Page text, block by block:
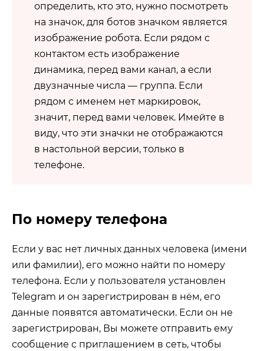
определить, кто это, нужно посмотреть
на значок, для ботов значком является
изображение робота. Если рядом с
контактом есть изображение
динамика, перед вами канал, а если
двузначные числа — группа. Если
рядом с именем нет маркировок,
значит, перед вами человек. Имейте в
виду, что эти значки не отображаются
в настольной версии, только в
телефоне.
По номеру телефона
Если у вас нет личных данных человека (имени
или фамилии), его можно найти по номеру
телефона. Если у пользователя установлен
Telegram и он зарегистрирован в нём, его
данные появятся автоматически. Если он не
зарегистрирован, Вы можете отправить ему
сообщение с приглашением в сеть, чтобы